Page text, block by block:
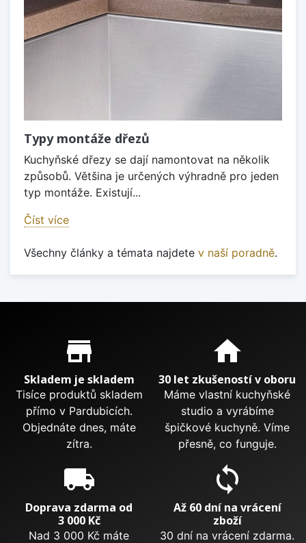
Typy montáže dřezů
Kuchyňské dřezy se dají namontovat na několik
způsobů. Většina je určených výhradně pro jeden
typ montáže. Existují...
Číst více
Všechny články a témata najdete v naší poradně.
Proč nakupovat u nás?
store_mall_directory
Skladem je skladem
Tisíce produktů skladem
přímo v Pardubicích.
Objednáte dnes, máte
zítra.
home
30 let zkušeností v oboru
Máme vlastní kuchyňské
studio a vyrábíme
špičkové kuchyně. Víme
přesně, co funguje.
local_shipping
Doprava zdarma od
3 000 Kč
Nad 3 000 Kč máte
sync
Až 60 dní na vrácení
zboží
30 dní na vrácení zdarma.